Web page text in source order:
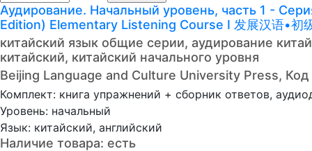
Аудирование. Начальный уровень, часть 1 -
Edition) Elementary Listening Course I 发展汉语•初
китайский язык общие серии, аудирование
китайский, китайский начального уровня
Beijing Language and Culture University Press, Код
Комплект: книга упражнений + сборник ответов,
Уровень: начальный
Язык: китайский, английский
Наличие товара: есть